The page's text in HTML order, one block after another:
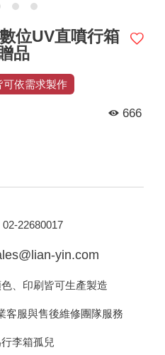
位UV直噴行箱
品
可依需求製作
666
02-22680017
yin.com
、印刷皆可生產製造
客服與售後維修團隊服務
李箱孤兒